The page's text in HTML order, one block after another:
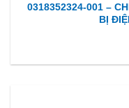
0318352324-001 –
BỊ